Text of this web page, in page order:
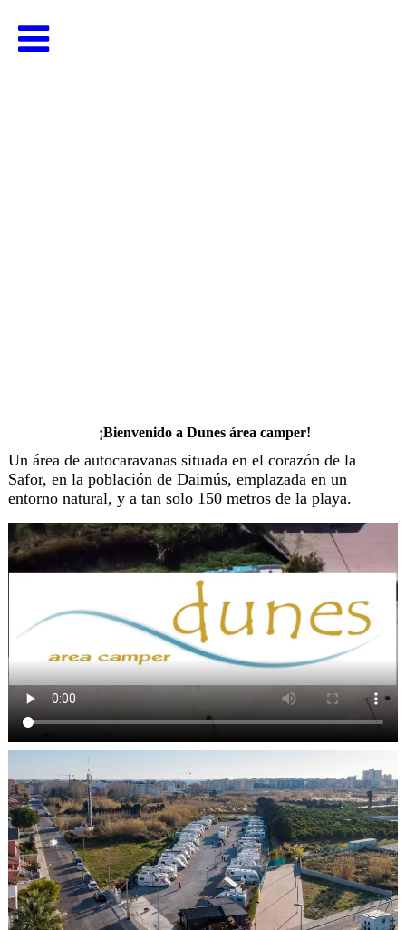
¡Bienvenido a Dunes área camper!
Un área de autocaravanas situada en el corazón de la
Safor, en la población de Daimús, emplazada en un
entorno natural, y a tan solo 150 metros de la playa.